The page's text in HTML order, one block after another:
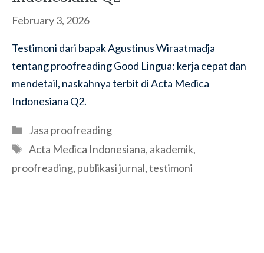
February 3, 2026
Testimoni dari bapak Agustinus Wiraatmadja
tentang proofreading Good Lingua: kerja cepat dan
mendetail, naskahnya terbit di Acta Medica
Indonesiana Q2.
Categories
Jasa proofreading
Tags
Acta Medica Indonesiana, akademik,
proofreading, publikasi jurnal,testimoni